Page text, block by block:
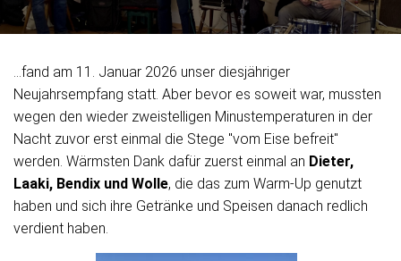
N
U
H
...fand am 11. Januar 2026 unser diesjähriger
Neujahrsempfang statt. Aber bevor es soweit war, mussten
wegen den wieder zweistelligen Minustemperaturen in der
Nacht zuvor erst einmal die Stege "vom Eise befreit"
werden. Wärmsten Dank dafür zuerst einmal an Dieter,
Laaki, Bendix und Wolle, die das zum Warm-Up genutzt
haben und sich ihre Getränke und Speisen danach redlich
verdient haben.